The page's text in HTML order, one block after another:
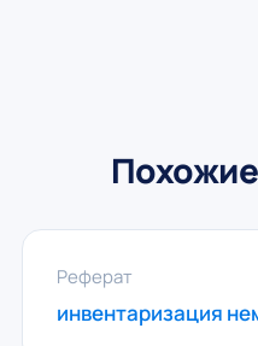
Реферат
инвентаризация